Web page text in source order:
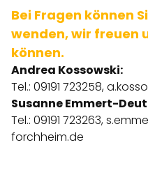
Bei Fragen können
wenden, wir freuen
können.
Andrea Kossowski:
Tel.: 09191 723258,
Susanne Emmert-
Tel.: 09191 723263,
forchheim.de